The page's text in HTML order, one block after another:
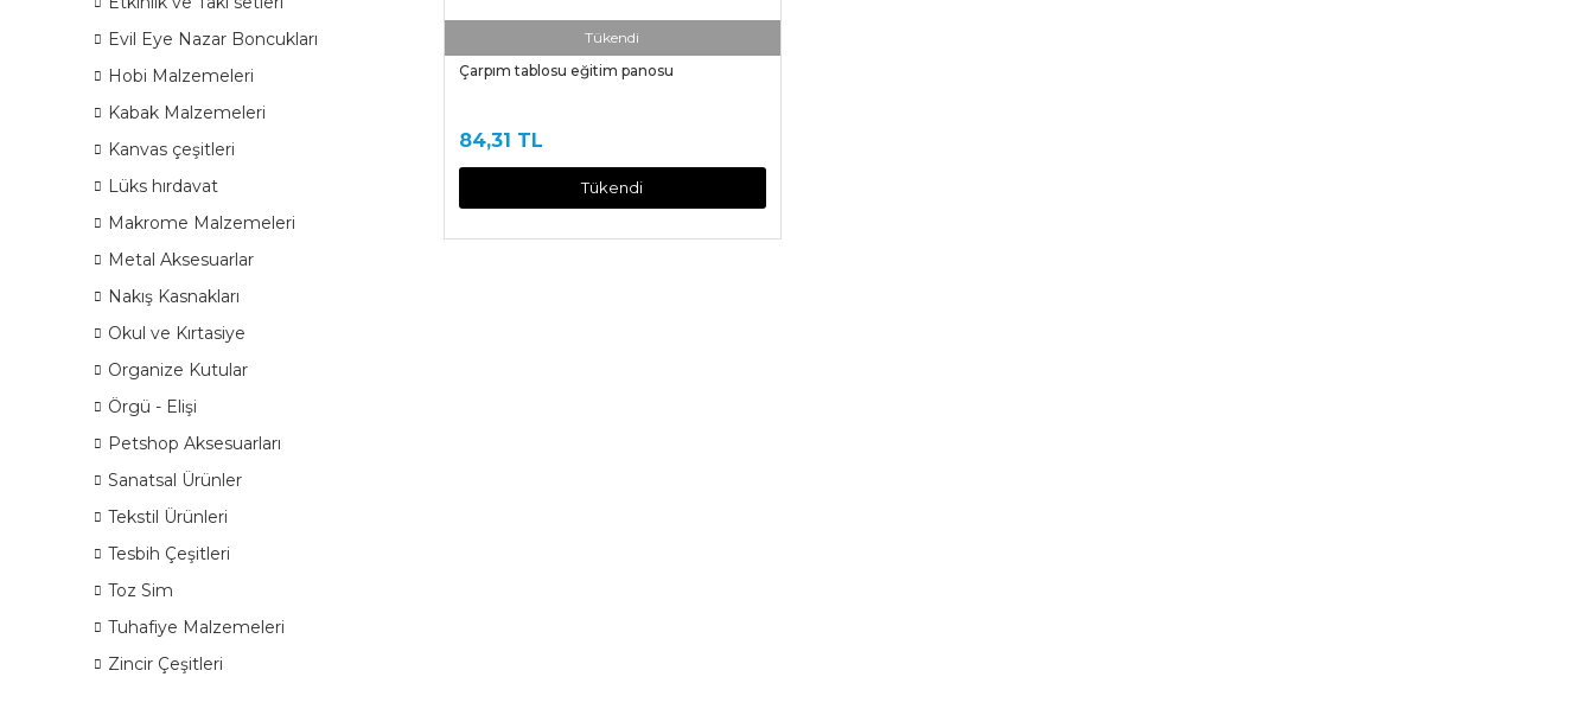
Evil Eye Nazar Boncukları
Hobi Malzemeleri
Kabak Malzemeleri
Kanvas çeşitleri
Lüks hırdavat
Makrome Malzemeleri
Metal Aksesuarlar
Nakış Kasnakları
Okul ve Kırtasiye
Organize Kutular
Örgü - Elişi
Petshop Aksesuarları
Sanatsal Ürünler
Tekstil Ürünleri
Tesbih Çeşitleri
Toz Sim
Tuhafiye Malzemeleri
Zincir Çeşitleri
Tükendi
Çarpım tablosu eğitim panosu
84,31 TL
Tükendi